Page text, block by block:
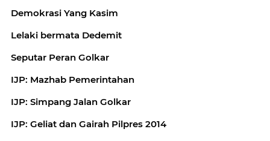
Demokrasi Yang Kasim
Lelaki bermata Dedemit
Seputar Peran Golkar
IJP: Mazhab Pemerintahan
IJP: Simpang Jalan Golkar
IJP: Geliat dan Gairah Pilpres 2014